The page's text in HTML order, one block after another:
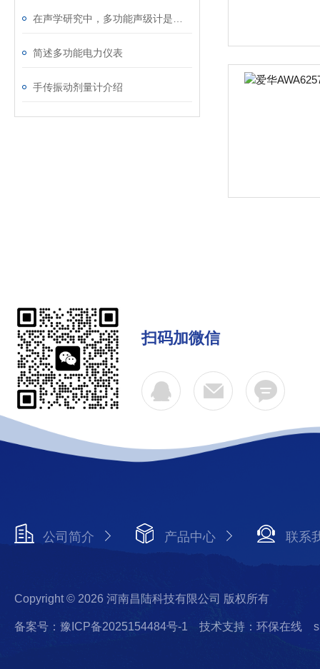
简述多功能电力仪表
手传振动剂量计介绍
扫码加微信
公司简介 产品中心 联系
Copyright © 2026 河南昌陆科技有限公司 版权所有
备案号：豫ICP备2025154484号-1 技术支持：环保在线